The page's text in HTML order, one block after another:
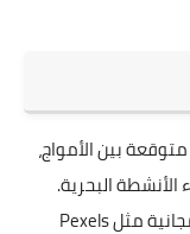
بين الأمواج،
البحرية.
يمكن العثور على هذه الصور في المواقع المجانية مثل Pexels